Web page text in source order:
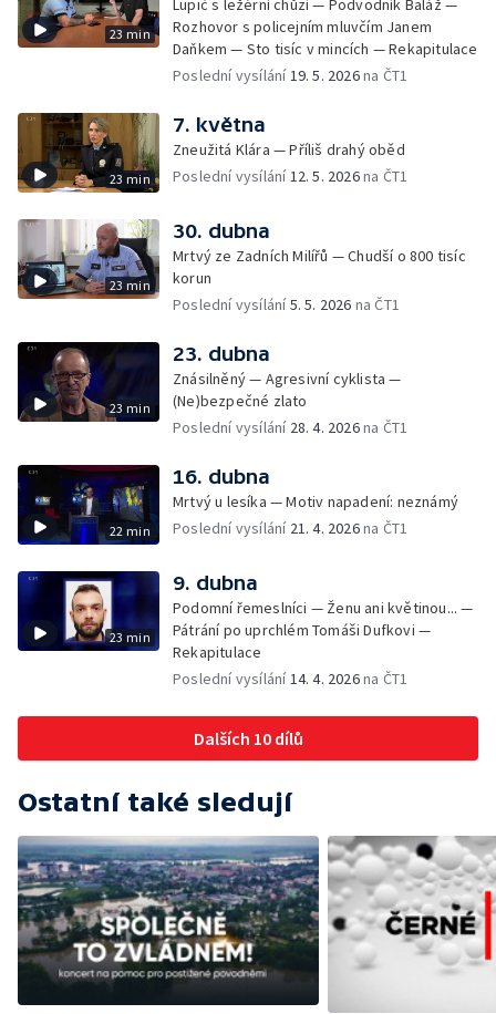
23 min
Lupič s ležérní chůzí — Podvodník Baláž —
Rozhovor s policejním mluvčím Janem
Daňkem — Sto tisíc v mincích — Rekapitulace
Poslední vysílání19. 5. 2026na ČT1
23 min
7. května
Zneužitá Klára — Příliš drahý oběd
Poslední vysílání12. 5. 2026na ČT1
23 min
30. dubna
Mrtvý ze Zadních Milířů — Chudší o 800 tisíc
korun
Poslední vysílání5. 5. 2026 na ČT1
23 min
23. dubna
Znásilněný — Agresivní cyklista —
(Ne)bezpečné zlato
Poslední vysílání 28. 4. 2026na ČT1
22 min
16. dubna
Mrtvý u lesíka — Motiv napadení: neznámý
Poslední vysílání 21. 4. 2026na ČT1
23 min
9. dubna
Podomní řemeslníci — Ženu ani květinou... —
Pátrání po uprchlém Tomáši Dufkovi —
Rekapitulace
Poslední vysílání14. 4. 2026na ČT1
Dalších 10 dílů
Ostatní také sledují